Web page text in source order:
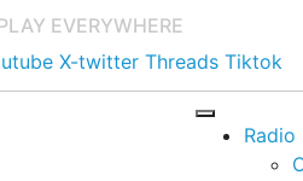
EVERYWHERE
X-twitter Threads Tiktok
Radio